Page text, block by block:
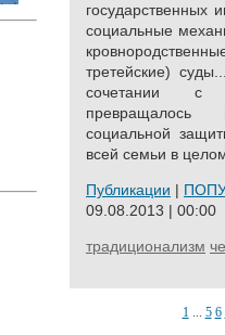
государственных
социальные
третейские)
сочетании с
социальной
всей семьи в
Публикации |
09.08.2013 | 00:00
традиционализм
1... 5 6